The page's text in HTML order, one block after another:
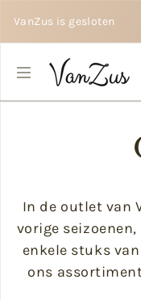
VanZus is gesloten
In de outlet van
vorige
enkele stuks
ons